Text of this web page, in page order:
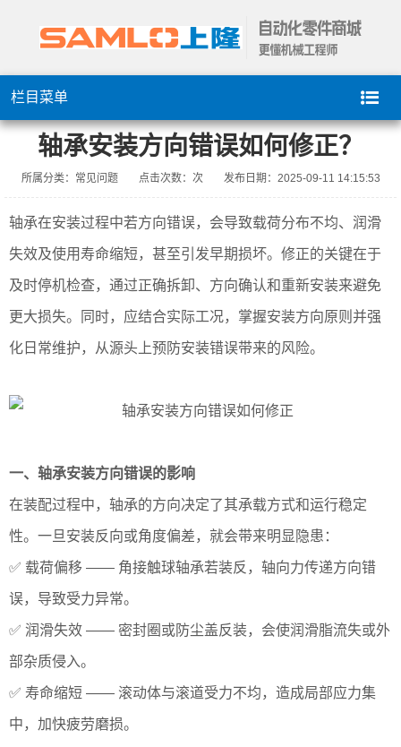
栏目菜单
轴承安装方向错误如何修正？
所属分类：常见问题 点击次数： 次 发布日期：2025-09-11 14:15:53
轴承在安装过程中若方向错误，会导致载荷分布不均、润滑
失效及使用寿命缩短，甚至引发早期损坏。修正的关键在于
及时停机检查，通过正确拆卸、方向确认和重新安装来避免
更大损失。同时，应结合实际工况，掌握安装方向原则并强
化日常维护，从源头上预防安装错误带来的风险。
一、轴承安装方向错误的影响
在装配过程中，轴承的方向决定了其承载方式和运行稳定
性。一旦安装反向或角度偏差，就会带来明显隐患：
✅ 载荷偏移 —— 角接触球轴承若装反，轴向力传递方向错
误，导致受力异常。
✅ 润滑失效 —— 密封圈或防尘盖反装，会使润滑脂流失或外
部杂质侵入。
✅ 寿命缩短 —— 滚动体与滚道受力不均，造成局部应力集
中，加快疲劳磨损。